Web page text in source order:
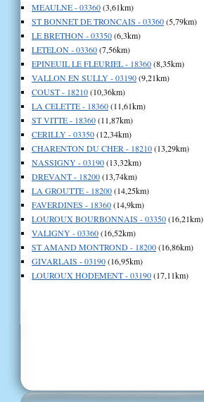
MEAULNE - 03360(3,61km)
ST BONNET DE TRONCAIS - 03360(5,79km)
LE BRETHON - 03350(6,3km)
LETELON - 03360(7,56km)
EPINEUIL LE FLEURIEL - 18360(8,35km)
VALLON EN SULLY - 03190(9,21km)
COUST - 18210(10,36km)
LA CELETTE - 18360(11,61km)
ST VITTE - 18360(11,87km)
CERILLY - 03350(12,34km)
CHARENTON DU CHER - 18210(13,29km)
NASSIGNY - 03190(13,32km)
DREVANT - 18200(13,74km)
LA GROUTTE - 18200(14,25km)
FAVERDINES - 18360(14,9km)
LOUROUX BOURBONNAIS - 03350(16,21km)
VALIGNY - 03360(16,52km)
ST AMAND MONTROND - 18200(16,86km)
GIVARLAIS - 03190(16,95km)
LOUROUX HODEMENT - 03190(17,11km)